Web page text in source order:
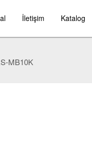
İletişim Katalog
MB10K